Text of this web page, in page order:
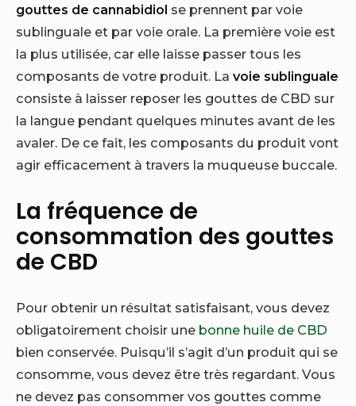
gouttes de cannabidiol se prennent par voie
sublinguale et par voie orale. La première voie est
la plus utilisée, car elle laisse passer tous les
composants de votre produit. La voie sublinguale
consiste à laisser reposer les gouttes de CBD sur
la langue pendant quelques minutes avant de les
avaler. De ce fait, les composants du produit vont
agir efficacement à travers la muqueuse buccale.
La fréquence de
consommation des gouttes
de CBD
Pour obtenir un résultat satisfaisant, vous devez
obligatoirement choisir une bonne huile de CBD
bien conservée. Puisqu’il s’agit d’un produit qui se
consomme, vous devez être très regardant. Vous
ne devez pas consommer vos gouttes comme